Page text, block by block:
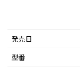
発売日
型番